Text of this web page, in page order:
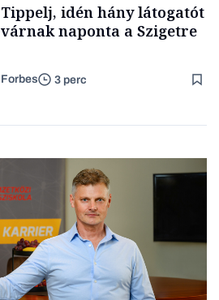
kimondani
Tippelj, idén hány látogatót
várnak naponta a Szigetre
Forbes 3 perc